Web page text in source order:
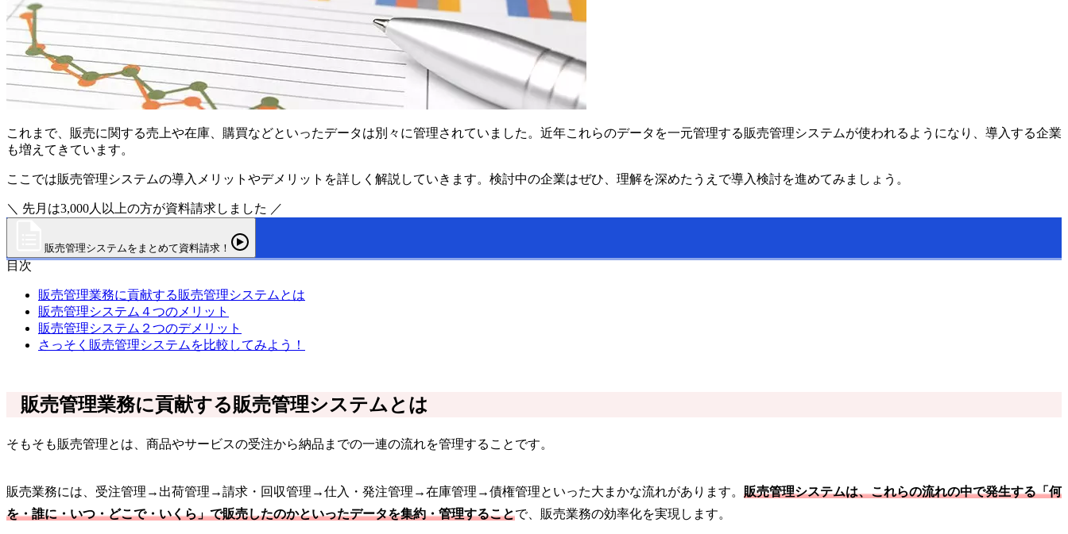
これまで、販売に関する売上や在庫、購買などといったデータは別々に管理されていました。近年これらのデータを一元管理する販売管理システムが使われるようになり、導入する企業
も増えてきています。
ここでは販売管理システムの導入メリットやデメリットを詳しく解説していきます。検討中の企業はぜひ、理解を深めたうえで導入検討を進めてみましょう。
＼ 先月は3,000人以上の方が資料請求しました ／
販売管理システムをまとめて資料請求！
目次
販売管理業務に貢献する販売管理システムとは
販売管理システム４つのメリット
販売管理システム２つのデメリット
さっそく販売管理システムを比較してみよう！
販売管理業務に貢献する販売管理システムとは
そもそも販売管理とは、商品やサービスの受注から納品までの一連の流れを管理することです。
販売業務には、受注管理→出荷管理→請求・回収管理→仕入・発注管理→在庫管理→債権管理といった大まかな流れがあります。 販売管理システムは、これらの流れの中で発生する「何
を・誰に・いつ・どこで・いくら」で販売したのかといったデータを集約・管理することで、販売業務の効率化を実現します。